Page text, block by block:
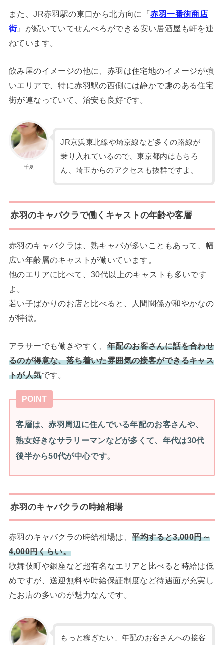
また、JR赤羽駅の東口から北方向に『赤羽一番街商店
街』が続いていてせんべろができる安い居酒屋も軒を連
ねています。
飲み屋のイメージの他に、赤羽は住宅地のイメージが強
いエリアで、特に赤羽駅の西側には静かで趣のある住宅
街が連なっていて、治安も良好です。
千夏
JR京浜東北線や埼京線など多くの路線が
乗り入れているので、東京都内はもちろ
ん、埼玉からのアクセスも抜群ですよ。
赤羽のキャバクラで働くキャストの年齢や客層
赤羽のキャバクラは、熟キャバが多いこともあって、幅
広い年齢層のキャストが働いています。
他のエリアに比べて、30代以上のキャストも多いです
よ。
若い子ばかりのお店と比べると、人間関係が和やかなの
が特徴。
アラサーでも働きやすく、 年配のお客さんに話を合わせ
るのが得意な、落ち着いた雰囲気の接客ができるキャス
トが人気です。
POINT
客層は、赤羽周辺に住んでいる年配のお客さんや、
熟女好きなサラリーマンなどが多くて、年代は30代
後半から50代が中心です。
赤羽のキャバクラの時給相場
赤羽のキャバクラの時給相場は、平均すると3,000円～
4,000円くらい。
歌舞伎町や銀座など超有名なエリアと比べると時給は低
めですが、送迎無料や時給保証制度など待遇面が充実し
たお店の多いのが魅力なんです。
もっと稼ぎたい、年配のお客さんへの接客